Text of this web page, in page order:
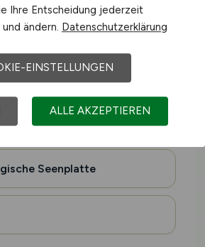
Schweiz
Seenplatte
Ihre Entscheidung jederzeit
ändern. Datenschutzerklärung
EINSTELLUNGEN
ALLE AKZEPTIEREN